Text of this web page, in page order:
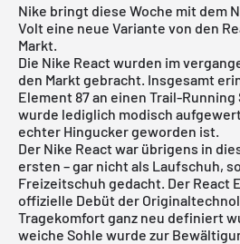
Nike bringt diese Woche mit dem
Volt eine neue Variante von den
Markt.
Die Nike Reactwurden im
den Markt gebracht. Insgesamt
Element 87 an einen Trail-Running
wurde lediglich modisch
echter Hingucker geworden ist.
Der Nike React war übrigens in
ersten – gar nicht als Laufschuh,
Freizeitschuh gedacht. Der React
offizielle Debüt der
Tragekomfort ganz neu definiert
weiche Sohle wurde zur